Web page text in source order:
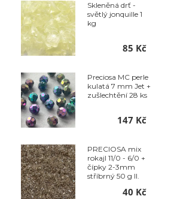
Skleněná drť -
světlý jonquille 1
kg
85 Kč
Preciosa MC perle
kulatá 7 mm Jet +
zušlechtění 28 ks
147 Kč
PRECIOSA mix
rokajl 11/0 - 6/0 +
čípky 2-3mm
stříbrný 50 g II.
40 Kč